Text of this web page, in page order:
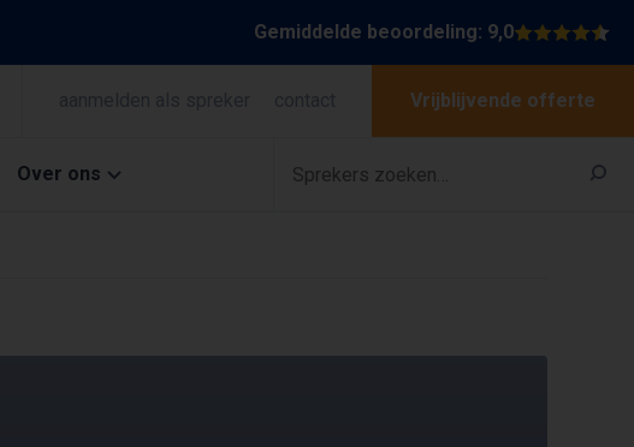
Gemiddelde beoordeling: 9,0
Vrijblijvende offerte
Over ons